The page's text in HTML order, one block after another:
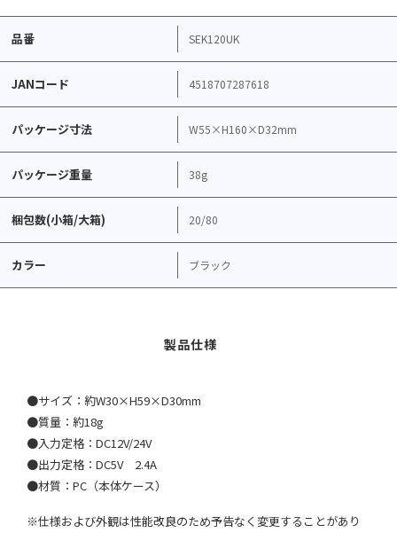
品番 SEK120UK
JANコード 4518707287618
パッケージ寸法 W55×H160×D32mm
パッケージ重量 38g
梱包数(小箱/大箱) 20/80
カラー ブラック
●サイズ：約W30×H59×D30mm
●質量：約18g
●入力定格：DC12V/24V
●出力定格：DC5V 2.4A
●材質：PC（本体ケース）
※仕様および外観は性能改良のため予告なく変更することがあり